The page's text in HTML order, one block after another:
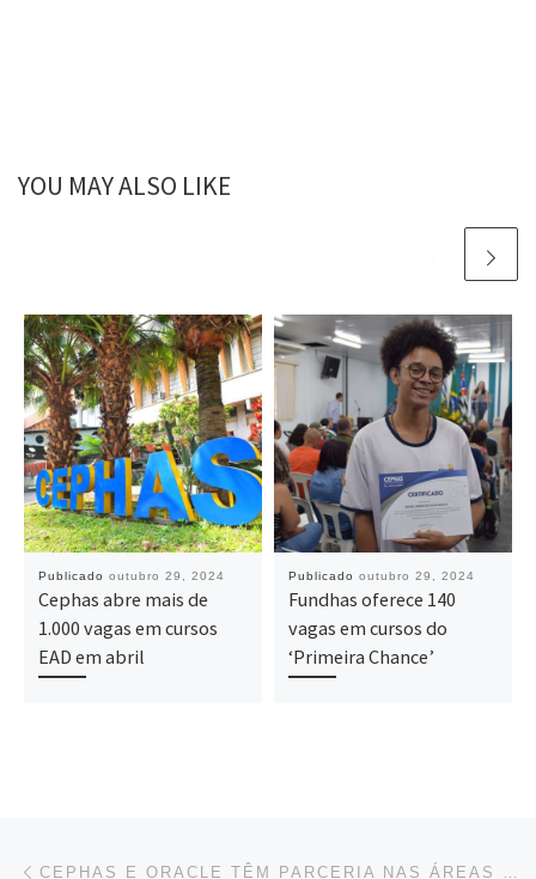
YOU MAY ALSO LIKE
Publicado outubro 29, 2024
Cephas abre mais de
1.000 vagas em cursos
EAD em abril
Publicado outubro 29, 2024
Fundhas oferece 140
vagas em cursos do
‘Primeira Chance’
Navegação do post